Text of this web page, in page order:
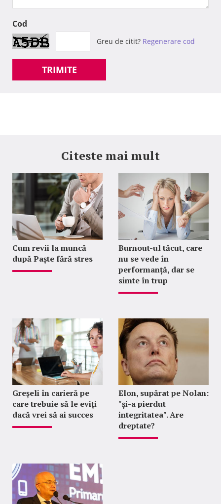
Cod
Greu de citit? Regenerare cod
TRIMITE
Citeste mai mult
Cum revii la muncă
după Paște fără stres
Burnout-ul tăcut, care
nu se vede în
performanță, dar se
simte în trup
Greșeli în carieră pe
care trebuie să le eviți
dacă vrei să ai succes
Elon, supărat pe Nolan:
"şi-a pierdut
integritatea". Are
dreptate?